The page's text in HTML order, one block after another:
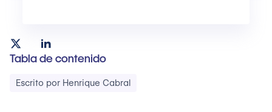
Tabla de contenido
Escrito por Henrique Cabral